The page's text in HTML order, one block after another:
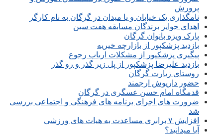
پرورش
نامگذاری یک خیابان و یا میدان در گرگان به نام کارگر
اهدای جوایز برندگان مسابقه هفت سین
پارک ویزه بانوان گرگان
بازدید پزشکپور از بازارچه خیریه
پیگیری پزشکپور از مشکلات ارباب رجوع
بازدید علیرضا پزشکپور از پل زیر گذر و رو گذر
روستای زیارت گرگان
حضور داریوش ارجمند
قدمگاه امام حسن عسگری در گرگان
ضرورت های اجرای برنامه های فرهنگی و اجتماعی بررسی
شد
افزایش ۷ برابری مساعدت به هیات های ورزشی
آیا میدانید؟